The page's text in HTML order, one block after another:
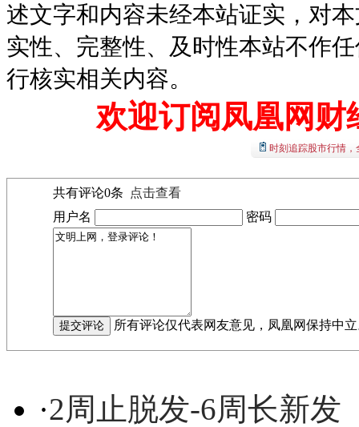
述文字和内容未经本站证实，对
实性、完整性、及时性本站不作
行核实相关内容。
欢迎订阅凤凰网财
时刻追踪股市行情
共有评论0条
点击查看
用户名
密码
所有评论仅代表网友意见，凤凰网保持中
·2周止脱发-6周长新发